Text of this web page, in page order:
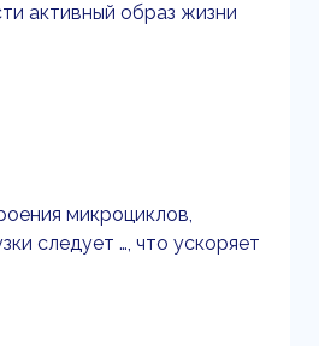
активный образ жизни
микроциклов,
следует …, что ускоряет